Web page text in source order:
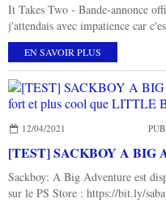
It Takes Two - Bande-annonce
j'attendais avec impatience car
EN SAVOIR PLUS
12/04/2021
Sackboy: A Big Adventure est
sur le PS Store : https://bit.ly/